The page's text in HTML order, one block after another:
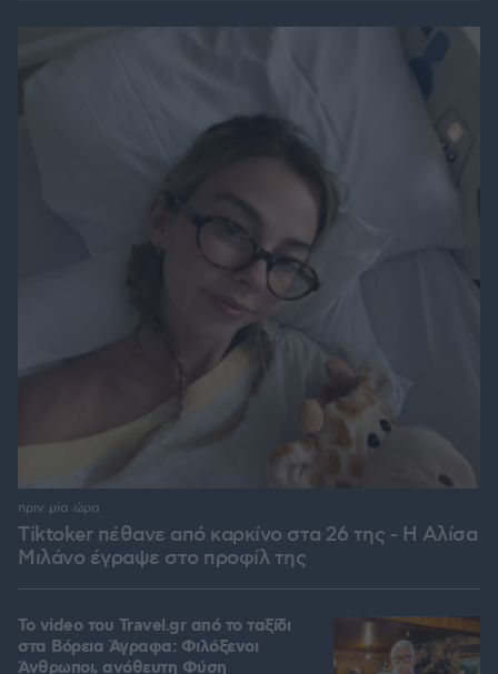
Tiktoker πέθανε από καρκίνο στα 26 της - Η Αλίσα
Μιλάνο έγραψε στο προφίλ της
πριν μία ώρα
To video του Travel.gr από το ταξίδι
στα Βόρεια Άγραφα: Φιλόξενοι
Άνθρωποι, ανόθευτη Φύση